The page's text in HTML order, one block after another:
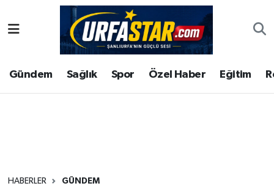
Gündem Sağlık Spor Özel Haber Eğitim
HABERLER GÜNDEM
ASAYİS
ÇEVRE
Şanlıurfa Nöbetçi Eczaneler
Şanlıurfa Hava Durumu